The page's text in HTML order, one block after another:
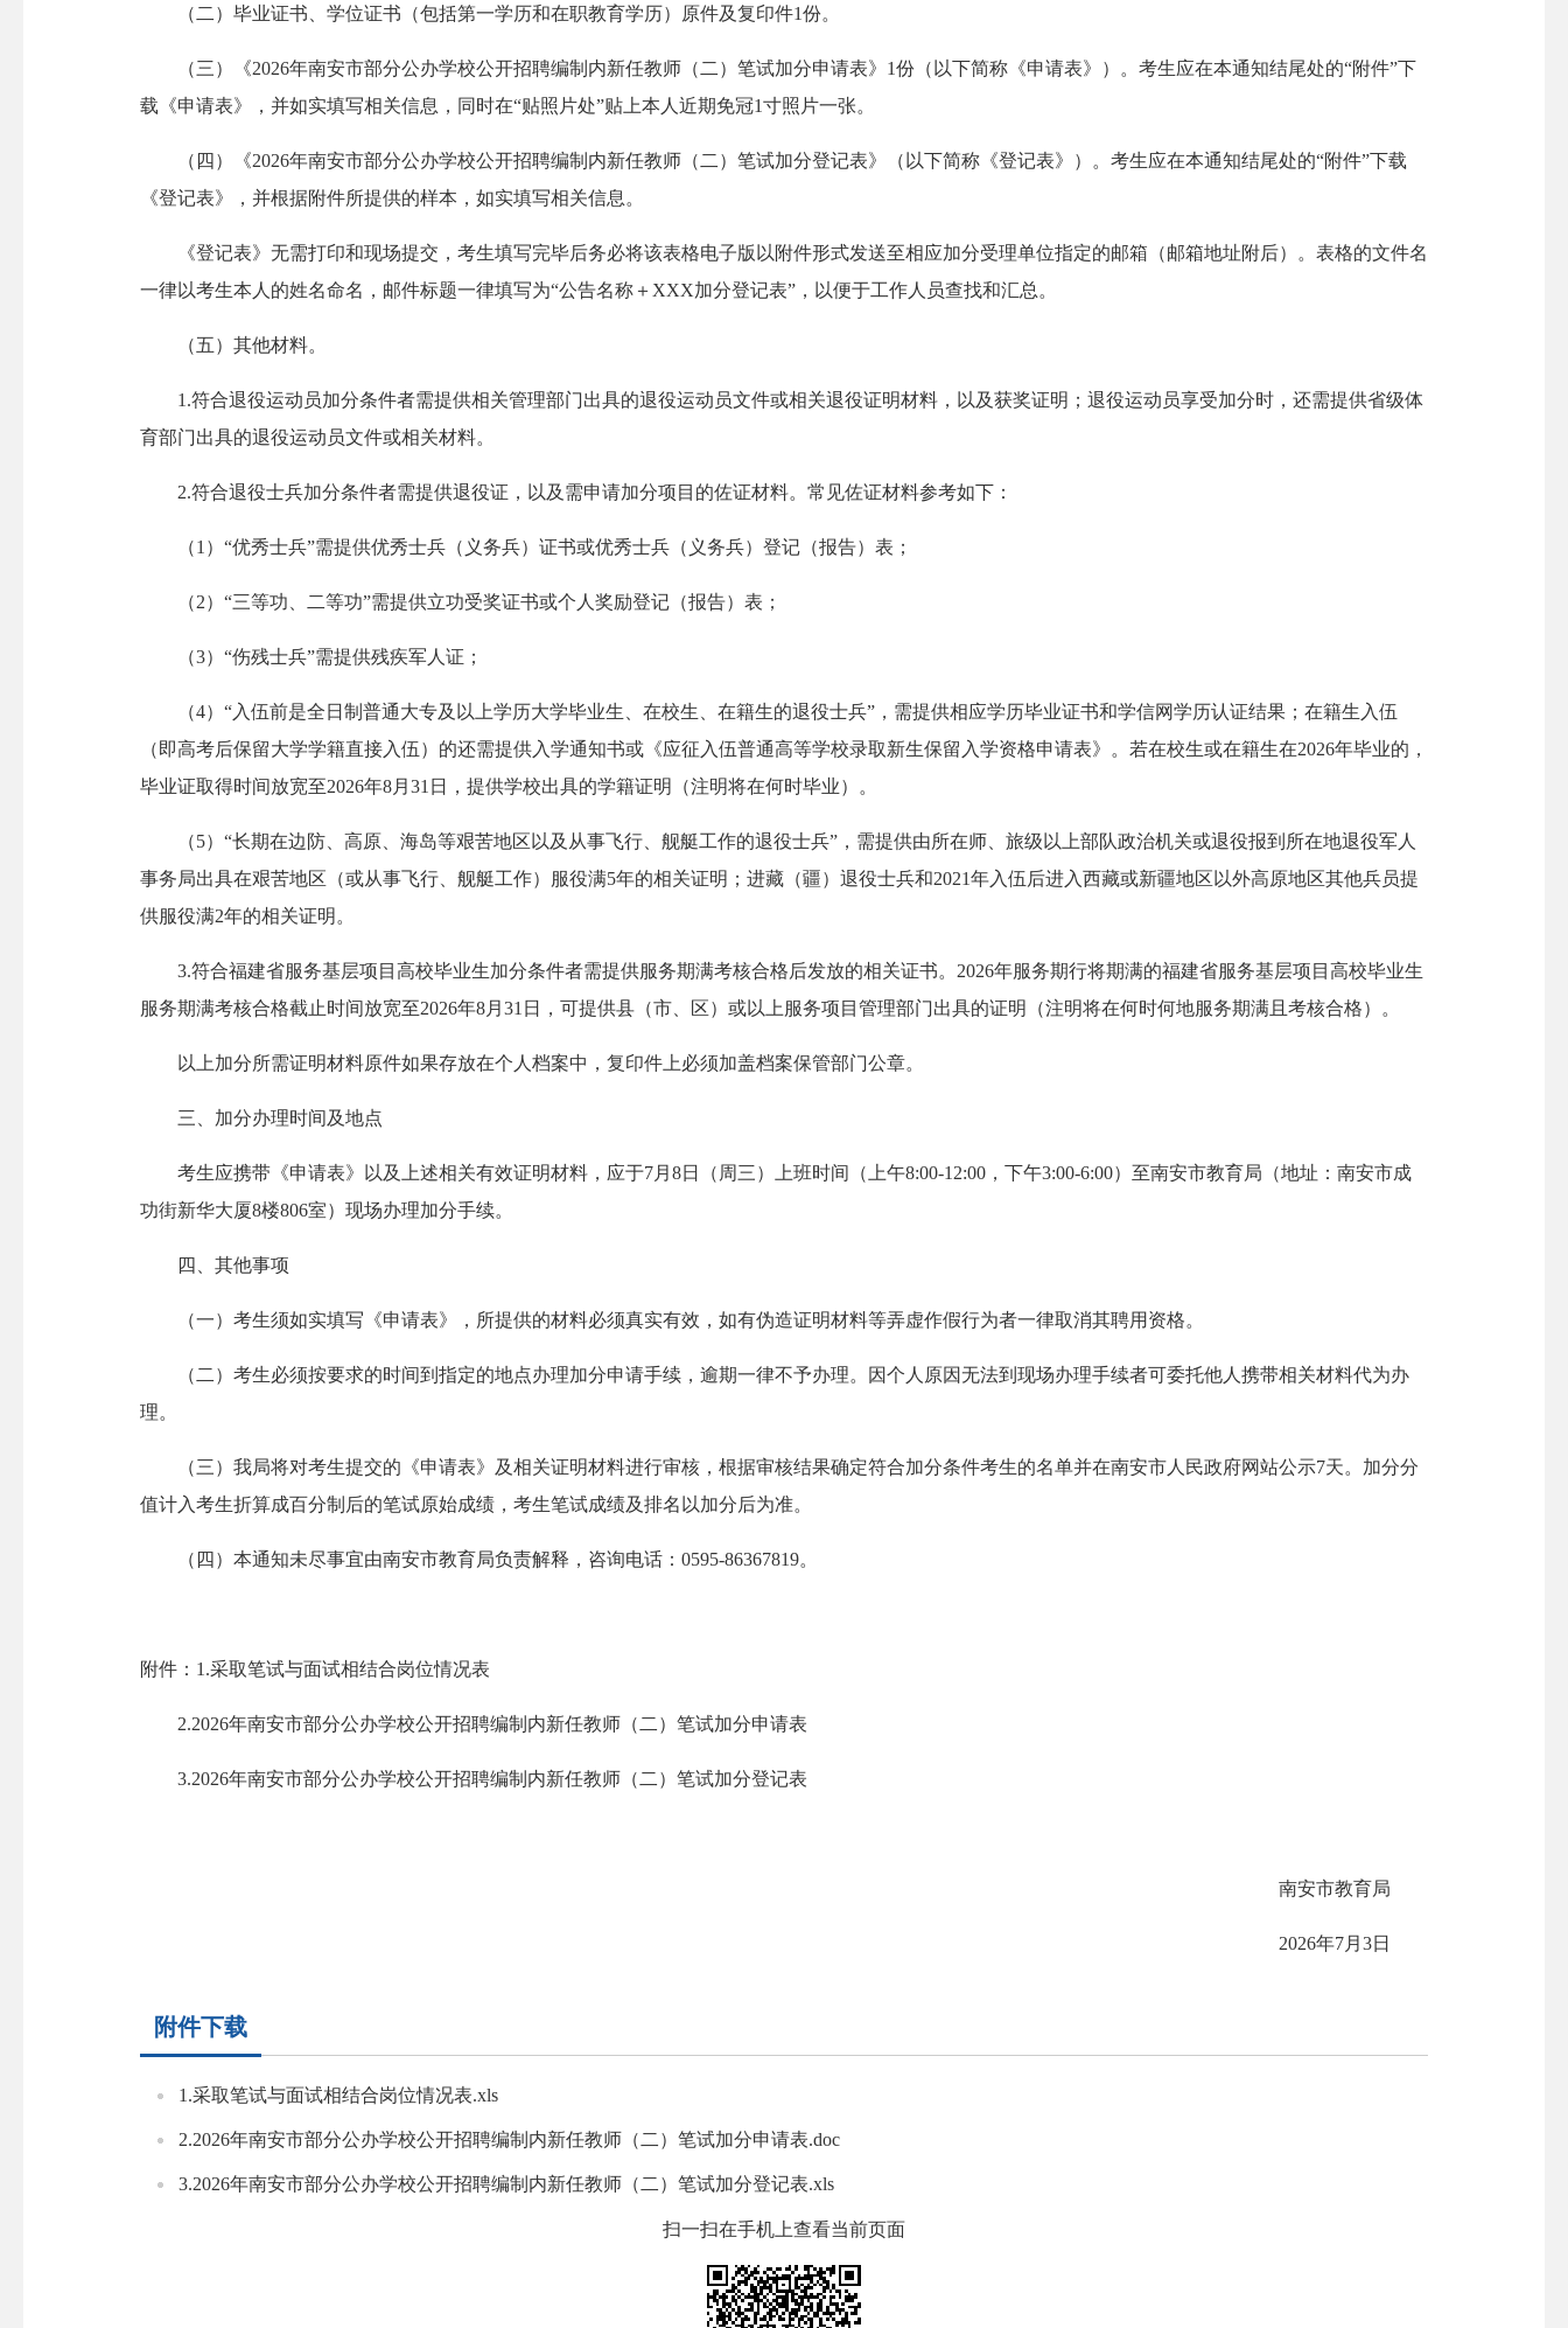
（二）毕业证书、学位证书（包括第一学历和在职教育学历）原件及复印件1份。
（三）《2026年南安市部分公办学校公开招聘编制内新任教师（二）笔试加分申请表》1份（以下简称《申请表》）。考生应在本通知结尾处的“附件”下
载《申请表》，并如实填写相关信息，同时在“贴照片处”贴上本人近期免冠1寸照片一张。
（四）《2026年南安市部分公办学校公开招聘编制内新任教师（二）笔试加分登记表》（以下简称《登记表》）。考生应在本通知结尾处的“附件”下载
《登记表》，并根据附件所提供的样本，如实填写相关信息。
《登记表》无需打印和现场提交，考生填写完毕后务必将该表格电子版以附件形式发送至相应加分受理单位指定的邮箱（邮箱地址附后）。表格的文件名
一律以考生本人的姓名命名，邮件标题一律填写为“公告名称＋XXX加分登记表”，以便于工作人员查找和汇总。
（五）其他材料。
1.符合退役运动员加分条件者需提供相关管理部门出具的退役运动员文件或相关退役证明材料，以及获奖证明；退役运动员享受加分时，还需提供省级体
育部门出具的退役运动员文件或相关材料。
2.符合退役士兵加分条件者需提供退役证，以及需申请加分项目的佐证材料。常见佐证材料参考如下：
（1）“优秀士兵”需提供优秀士兵（义务兵）证书或优秀士兵（义务兵）登记（报告）表；
（2）“三等功、二等功”需提供立功受奖证书或个人奖励登记（报告）表；
（3）“伤残士兵”需提供残疾军人证；
（4）“入伍前是全日制普通大专及以上学历大学毕业生、在校生、在籍生的退役士兵”，需提供相应学历毕业证书和学信网学历认证结果；在籍生入伍
（即高考后保留大学学籍直接入伍）的还需提供入学通知书或《应征入伍普通高等学校录取新生保留入学资格申请表》。若在校生或在籍生在2026年毕业的，
毕业证取得时间放宽至2026年8月31日，提供学校出具的学籍证明（注明将在何时毕业）。
（5）“长期在边防、高原、海岛等艰苦地区以及从事飞行、舰艇工作的退役士兵”，需提供由所在师、旅级以上部队政治机关或退役报到所在地退役军人
事务局出具在艰苦地区（或从事飞行、舰艇工作）服役满5年的相关证明；进藏（疆）退役士兵和2021年入伍后进入西藏或新疆地区以外高原地区其他兵员提
供服役满2年的相关证明。
3.符合福建省服务基层项目高校毕业生加分条件者需提供服务期满考核合格后发放的相关证书。2026年服务期行将期满的福建省服务基层项目高校毕业生
服务期满考核合格截止时间放宽至2026年8月31日，可提供县（市、区）或以上服务项目管理部门出具的证明（注明将在何时何地服务期满且考核合格）。
以上加分所需证明材料原件如果存放在个人档案中，复印件上必须加盖档案保管部门公章。
三、加分办理时间及地点
考生应携带《申请表》以及上述相关有效证明材料，应于7月8日（周三）上班时间（上午8:00-12:00，下午3:00-6:00）至南安市教育局（地址：南安市成
功街新华大厦8楼806室）现场办理加分手续。
四、其他事项
（一）考生须如实填写《申请表》，所提供的材料必须真实有效，如有伪造证明材料等弄虚作假行为者一律取消其聘用资格。
（二）考生必须按要求的时间到指定的地点办理加分申请手续，逾期一律不予办理。因个人原因无法到现场办理手续者可委托他人携带相关材料代为办
理。
（三）我局将对考生提交的《申请表》及相关证明材料进行审核，根据审核结果确定符合加分条件考生的名单并在南安市人民政府网站公示7天。加分分
值计入考生折算成百分制后的笔试原始成绩，考生笔试成绩及排名以加分后为准。
（四）本通知未尽事宜由南安市教育局负责解释，咨询电话：0595-86367819。
附件：1.采取笔试与面试相结合岗位情况表
2.2026年南安市部分公办学校公开招聘编制内新任教师（二）笔试加分申请表
3.2026年南安市部分公办学校公开招聘编制内新任教师（二）笔试加分登记表
南安市教育局
2026年7月3日
附件下载
1.采取笔试与面试相结合岗位情况表.xls
2.2026年南安市部分公办学校公开招聘编制内新任教师（二）笔试加分申请表.doc
3.2026年南安市部分公办学校公开招聘编制内新任教师（二）笔试加分登记表.xls
扫一扫在手机上查看当前页面